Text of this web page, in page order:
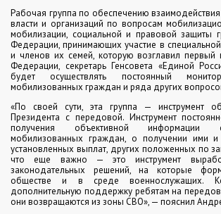
Рабочая группа по обеспечению
власти и организаций по вопросам
мобилизации, социальной и правовой защиты
Федерации, принимающих участие в
и членов их семей, которую возглавил первый
Федерации, секретарь Генсовета «Единой
будет осуществлять постоянный
мобилизованных граждан и ряда других
«По своей сути, эта группа — инструмент
Президента с передовой. Инструмент
получения объективной информации
мобилизованных граждан, о получении ими
установленных выплат, других положенных по
что еще важно — это инструмент
законодательных решений, на которые
обществе и в среде военнослужащих.
дополнительную поддержку ребятам на
они возвращаются из зоны СВО», — пояснил